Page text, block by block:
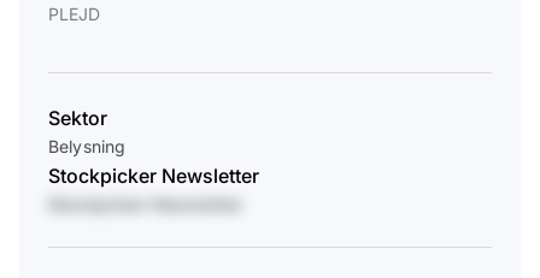
PLEJD
Sektor
Belysning
Stockpicker Newsletter